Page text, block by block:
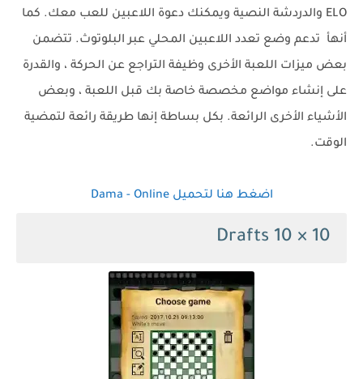
ELO والدردشة النصية ويمكنك دعوة اللاعبين للعب معك. كما
أنهأ تدعم وضع تعدد اللاعبين المحلي عبر البلوتوث. تتضمن
بعض ميزات اللعبة الأخرى وظيفة التراجع عن الحركة ، والقدرة
على إنشاء مواضع مخصصة خاصة بك قبل اللعبة ، وبعض
الأشياء الأخرى الرائعة. بكل بساطة إنها طريقة رائعة لتمضية
الوقت.
اضغط هنا لتحميل Dama - Online
Drafts 10 × 10